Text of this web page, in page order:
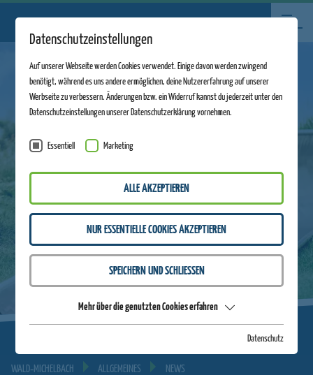
ZURÜCK ZUR ÜBERSICHT
WALD‐MICHELBACH ALLGEMEINES
NEWS
Datenschutzeinstellungen
Auf unserer Webseite werden Cookies verwendet. Einige davon werden zwingend
benötigt, während es uns andere ermöglichen, deine Nutzererfahrung auf unserer
Werbseite zu verbessern. Änderungen bzw. ein Widerruf kannst du jederzeit unter den
Datenschutzeinstellungen unserer Datenschutzerklärung vornehmen.
Essentiell Marketing
ALLE AKZEPTIEREN
NUR ESSENTIELLE COOKIES AKZEPTIEREN
SPEICHERN UND SCHLIESSEN
Mehr über die genutzten Cookies erfahren
Datenschutz